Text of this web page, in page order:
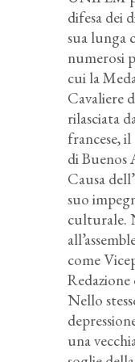
difesa dei
sua lunga
numerosi
cui la
Cavaliere
rilasciata
francese,
di Buenos
Causa
suo
culturale.
come
Nello
una